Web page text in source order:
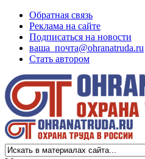
Обратная связь
Реклама на сайте
Подписаться на новости
ваша_почта@ohranatruda.ru
Стать автором